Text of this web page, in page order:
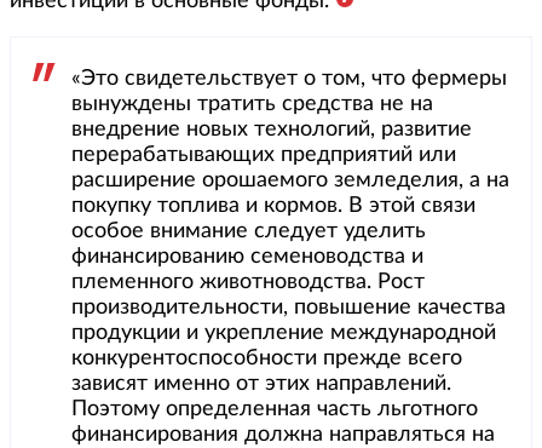
«Это свидетельствует о том, что фермеры
вынуждены тратить средства не на
внедрение новых технологий, развитие
перерабатывающих предприятий или
расширение орошаемого земледелия, а на
покупку топлива и кормов. В этой связи
особое внимание следует уделить
финансированию семеноводства и
племенного животноводства. Рост
производительности, повышение качества
продукции и укрепление международной
конкурентоспособности прежде всего
зависят именно от этих направлений.
Поэтому определенная часть льготного
финансирования должна направляться на